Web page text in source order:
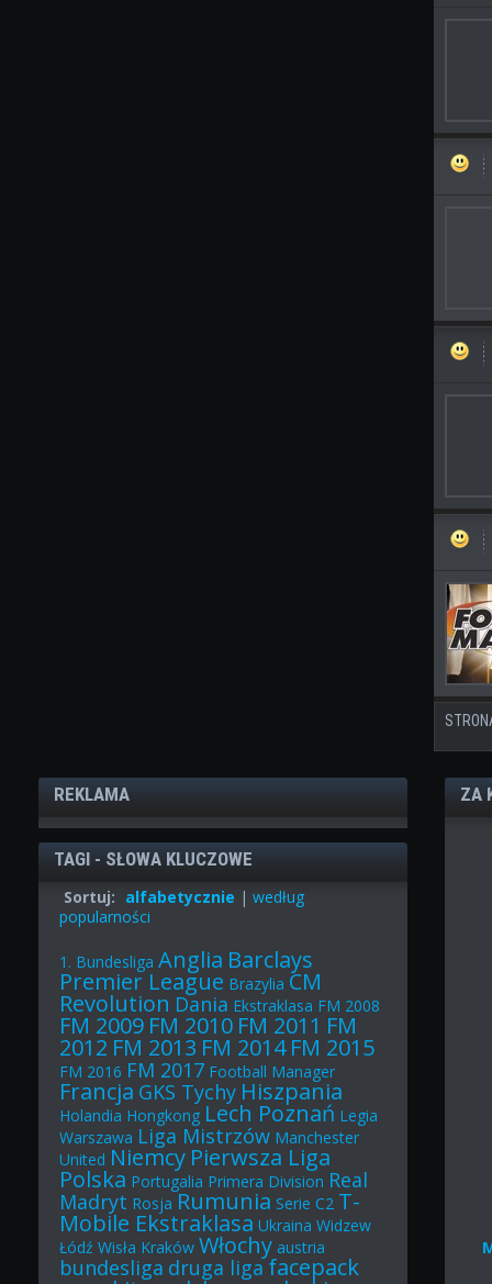
REKLAMA
TAGI - SŁOWA KLUCZOWE
Sortuj: alfabetycznie |według
popularności
1. Bundesliga Anglia Barclays
Premier League Brazylia CM
Revolution Dania Ekstraklasa FM 2008
FM 2009 FM 2010 FM 2011 FM
2012 FM 2013 FM 2014 FM 2015
FM 2016 FM 2017 Football Manager
Francja GKS Tychy Hiszpania
Holandia Hongkong Lech Poznań Legia
Warszawa Liga Mistrzów Manchester
United Niemcy Pierwsza Liga
Polska Portugalia Primera Division Real
Madryt Rosja Rumunia Serie C2 T-
Mobile Ekstraklasa Ukraina Widzew
Łódź Wisła Kraków Włochy austria
bundesliga druga ligafacepack
ZA